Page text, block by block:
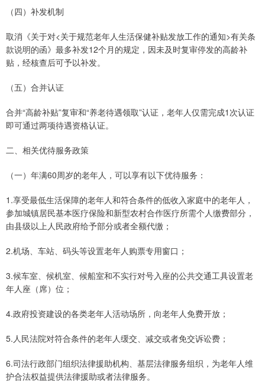
（四）补发机制
取消《关于对<关于规范老年人生活保健补贴发放工作的通知>有关条
款说明的函》最多补发12个月的规定，因未及时复审停发的高龄补
贴，经核查后可予以补发。
（五）合并认证
合并“高龄补贴”复审和“养老待遇领取”认证，老年人仅需完成1次认证
即可通过两项待遇资格认证。
二、相关优待服务政策
（一）年满60周岁的老年人，可以享有以下优待服务：
1.享受最低生活保障的老年人和符合条件的低收入家庭中的老年人，
参加城镇居民基本医疗保险和新型农村合作医疗所需个人缴费部分，
由县级以上人民政府给予部分或者全额代缴；
2.机场、车站、码头等设置老年人购票专用窗口；
3.候车室、候机室、候船室和不实行对号入座的公共交通工具设置老
年人座（席）位；
4.政府投资建设的各类老年人活动场所，向老年人免费开放；
5.人民法院对符合条件的老年人缓交、减交或者免交诉讼费；
6.司法行政部门组织法律援助机构、基层法律服务组织，为老年人维
护合法权益提供法律援助或者法律服务。